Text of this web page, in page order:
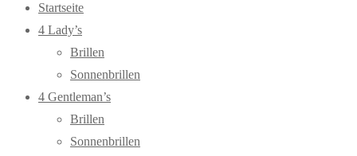
Startseite
4 Lady’s
Brillen
Sonnenbrillen
4 Gentleman’s
Brillen
Sonnenbrillen